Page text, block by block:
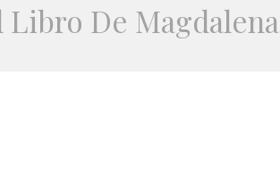
Libro De Magdalena